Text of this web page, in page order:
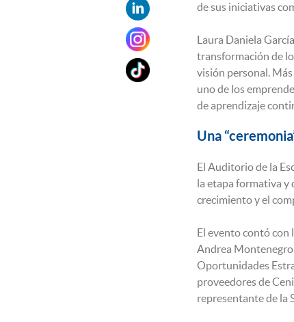
de sus iniciativas
Laura Daniela
transformación de
visión personal.
uno de los
de aprendizaje
Una
El Auditorio de la
la etapa formativa y
crecimiento y el
El evento contó con
Andrea
Oportunidades
proveedores de
representante de la